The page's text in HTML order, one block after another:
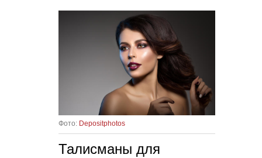
Фото: Depositphotos
Талисманы для